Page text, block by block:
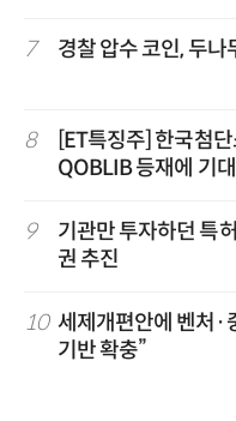
7 경찰 압수 코인, 두
8
[ET특징주] 한국첨
QOBLIB 등재에 기
9
기관만 투자하던 특
권 추진
10 세제개편안에 벤처
기반 확충”